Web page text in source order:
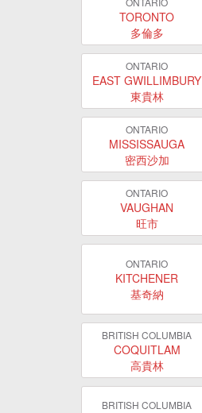
TORONTO
多倫多
ONTARIO
EAST GWILLIMBURY
東貴林
ONTARIO
MISSISSAUGA
密西沙加
ONTARIO
VAUGHAN
旺市
ONTARIO
KITCHENER
基奇納
BRITISH COLUMBIA
COQUITLAM
高貴林
BRITISH COLUMBIA